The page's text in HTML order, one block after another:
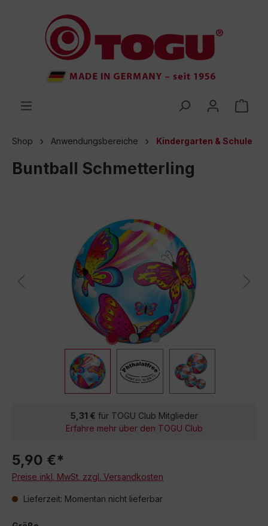
springen
Shop Anwendungsbereiche Kindergarten & Schule
Buntball Schmetterling
5,31 € für TOGU Club Mitglieder
Erfahre mehr über den TOGU Club
5,90 €*
Preise inkl. MwSt. zzgl. Versandkosten
Lieferzeit: Momentan nicht lieferbar